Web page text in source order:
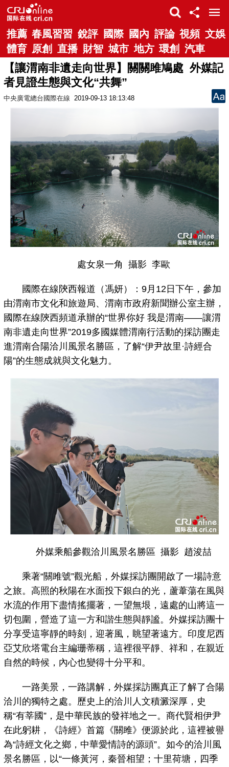
推薦 春風習習 銳評 國際 國內 評論 視頻 文娛
體育 原創 直播 財智 城市 地方 環創 汽車
【讓渭南非遺走向世界】關關雎鳩處 外媒記
者見證生態與文化“共舞”
中央廣電總台國際在線 2019-09-13 18:13:48
處女泉一角 攝影 李歐
國際在線陝西報道（馮妍）：9月12日下午，參加
由渭南市文化和旅遊局、渭南市政府新聞辦公室主辦，
國際在線陝西頻道承辦的“世界你好 我是渭南——讓渭
南非遺走向世界”2019多國媒體渭南行活動的採訪團走
進渭南合陽洽川風景名勝區，了解“伊尹故里·詩經合
陽”的生態成就與文化魅力。
外媒乘船參觀洽川風景名勝區 攝影 趙浚喆
乘著“關雎號”觀光船，外媒採訪團開啟了一場詩意
之旅。高照的秋陽在水面投下銀白的光，蘆葦蕩在風與
水流的作用下盡情搖擺著，一望無垠，遠處的山將這一
切包圍，營造了這一方和諧生態與靜謐。外媒採訪團十
分享受這寧靜的時刻，迎著風，眺望著遠方。印度尼西
亞艾欣塔電台主編珊蒂稱，這裡很平靜、祥和，在親近
自然的時候，內心也變得十分平和。
一路美景，一路講解，外媒採訪團真正了解了合陽
洽川的獨特之處。歷史上的洽川人文積澱深厚，史
稱“有莘國”，是中華民族的發祥地之一。商代賢相伊尹
在此躬耕，《詩經》首篇《關雎》便源於此，這裡被譽
為“詩經文化之鄉，中華愛情詩的源頭”。如今的洽川風
景名勝區，以“一條黃河，秦晉相望；十里荷塘，四季